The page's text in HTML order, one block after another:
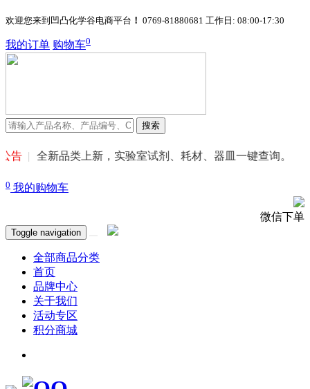
欢迎您来到凹凸化学谷电商平台 ！ 0769-81880681 工作日: 08:00-17:30
我的订单 购物车0
搜索
全新品类上新，实验室试剂、耗材、器皿一键查询。
0 我的购物车
微信下单
Toggle navigation
全部商品分类
首页
品牌中心
关于我们
活动专区
积分商城